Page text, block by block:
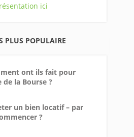
ici
PLUS POPULAIRE
ont ils fait pour
de la Bourse ?
un bien locatif – par
?